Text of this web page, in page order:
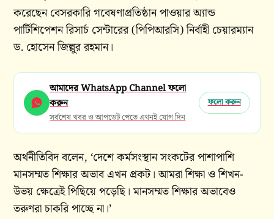
করেছেন বেসরকারি গবেষণাপ্রতিষ্ঠান পাওয়ার অ্যান্ড
পার্টিশিপেশন রিসার্চ সেন্টারের (পিপিআরসি) নির্বাহী চেয়ারম্যান
ড. হোসেন জিল্লুর রহমান।
আমাদের WhatsApp Channel ফলো
করুন
সর্বশেষ খবর ও আপডেট পেতে এখনই যোগ দিন
ফলো করুন
অর্থনীতিবিদ বলেন, ‘দেশে কর্মসংস্থান সংকটের পাশাপাশি
মানসম্মত শিক্ষার অভাব এখন প্রকট। আমরা শিক্ষা ও শিখন-
উভয় ক্ষেত্রেই পিছিয়ে পড়েছি। মানসম্মত শিক্ষার অভাবেও
তরুণরা চাকরি পাচ্ছে না।’